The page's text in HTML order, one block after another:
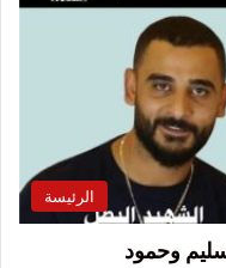
الرئيسة
وحمود